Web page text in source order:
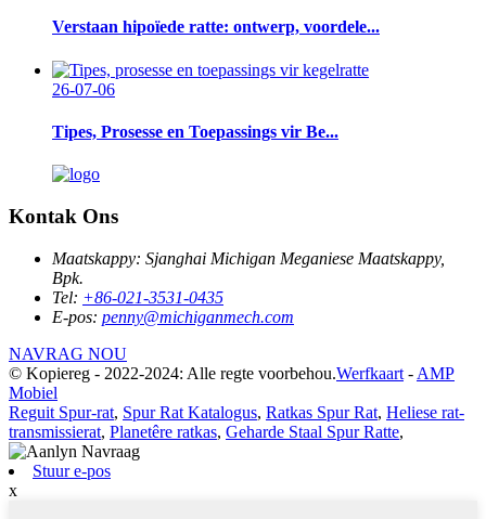
Verstaan ​​hipoïede ratte: ontwerp, voordele...
26-07-06
Tipes, Prosesse en Toepassings vir Be...
Kontak Ons
Maatskappy: Sjanghai Michigan Meganiese Maatskappy,
Bpk.
Tel: +86-021-3531-0435
E-pos: penny@michiganmech.com
NAVRAG NOU
© Kopiereg - 2022-2024: Alle regte voorbehou.Werfkaart - AMP
Mobiel
Reguit Spur-rat, Spur Rat Katalogus, Ratkas Spur Rat, Heliese rat-
transmissierat, Planetêre ratkas, Geharde Staal Spur Ratte,
Stuur e-pos
x